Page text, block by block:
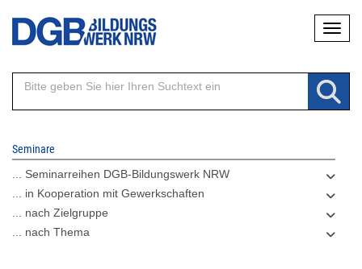
Direkt
Inhalt
Seminare
... Seminarreihen DGB-Bildungswerk NRW
... in Kooperation mit Gewerkschaften
... nach Zielgruppe
... nach Thema